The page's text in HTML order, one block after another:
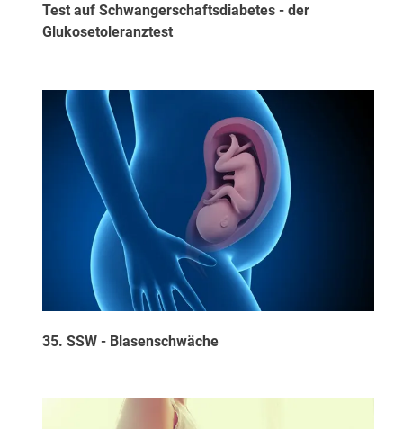
Test auf Schwangerschaftsdiabetes - der
Glukosetoleranztest
35. SSW - Blasenschwäche